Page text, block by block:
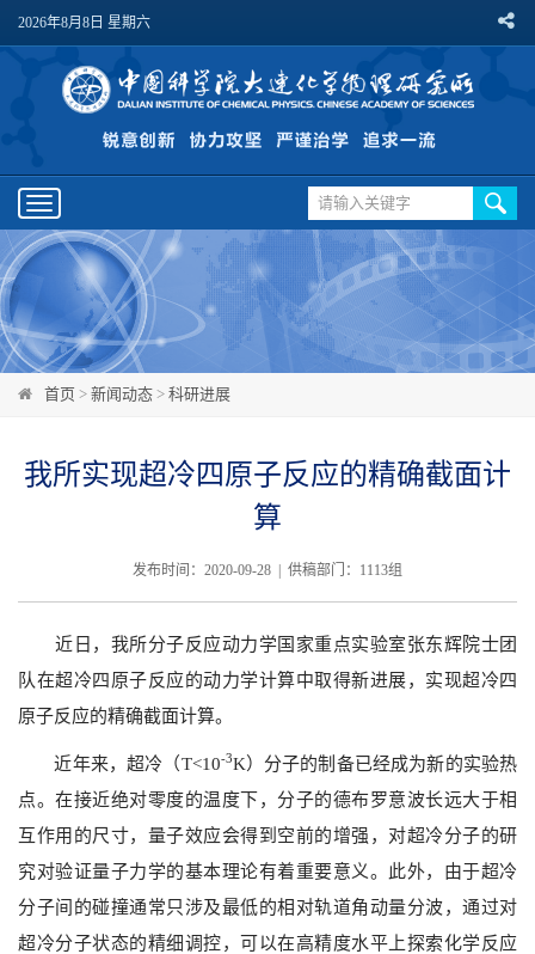
2026年8月8日 星期六
Toggle
navigation
首页 > 新闻动态 > 科研进展
我所实现超冷四原子反应的精确截面计
算
发布时间：2020-09-28 | 供稿部门：1113组
近日，我所分子反应动力学国家重点实验室张东辉院士团
队在超冷四原子反应的动力学计算中取得新进展，实现超冷四
原子反应的精确截面计算。
近年来，超冷（T<10-3K）分子的制备已经成为新的实验热
点。在接近绝对零度的温度下，分子的德布罗意波长远大于相
互作用的尺寸，量子效应会得到空前的增强，对超冷分子的研
究对验证量子力学的基本理论有着重要意义。此外，由于超冷
分子间的碰撞通常只涉及最低的相对轨道角动量分波，通过对
超冷分子状态的精细调控，可以在高精度水平上探索化学反应